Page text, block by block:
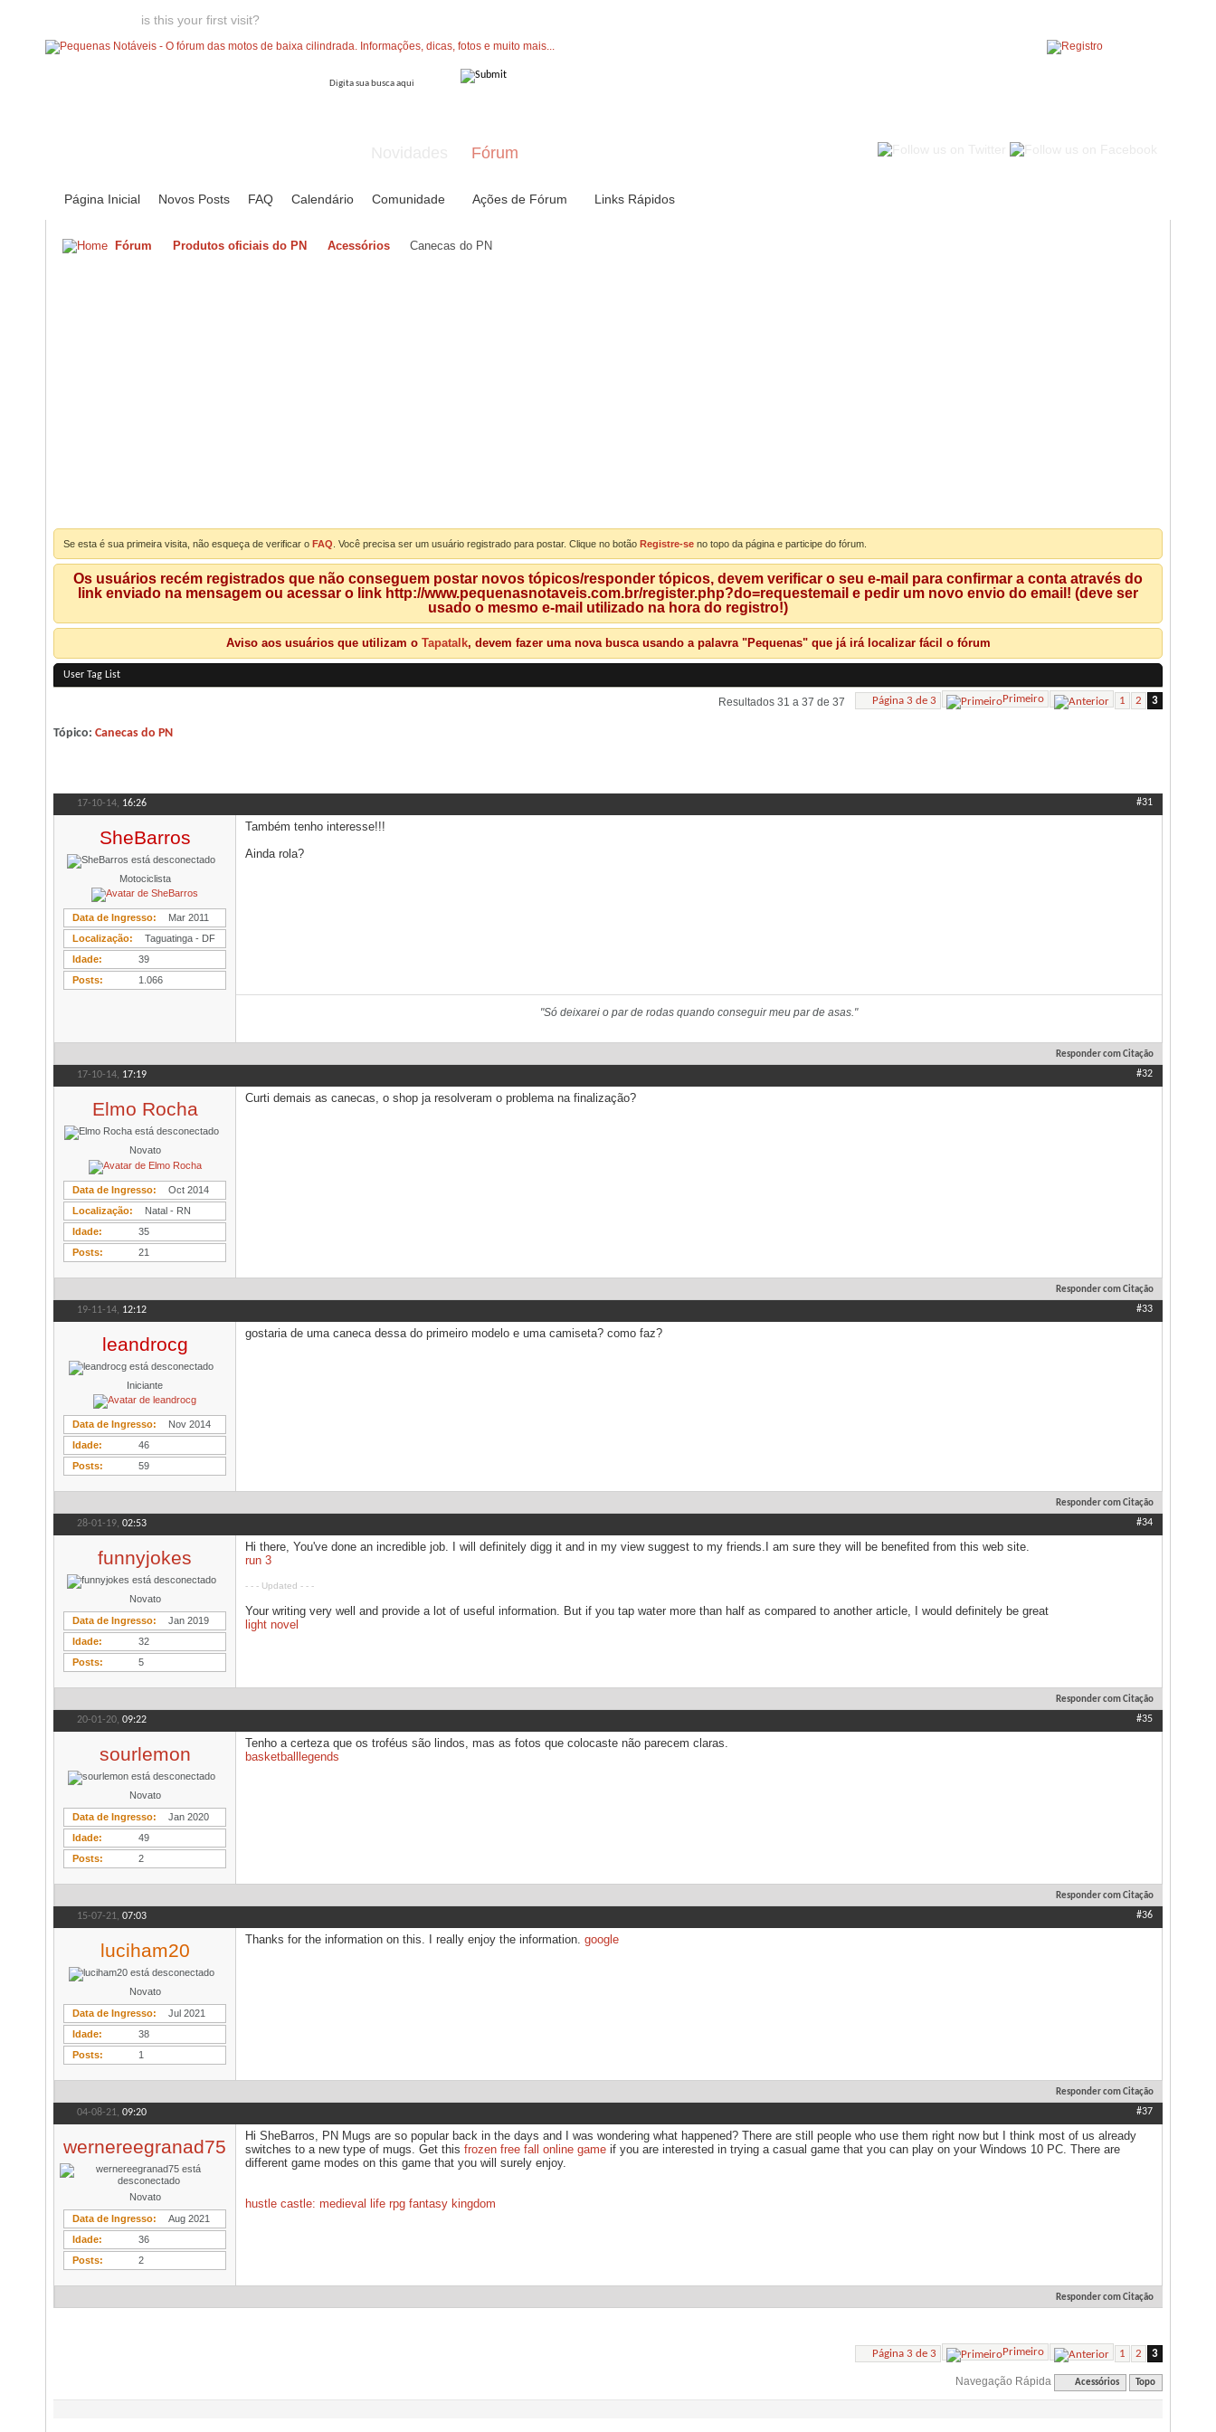
is this your first visit?
Fórum
Página Inicial Novos Posts FAQ Calendário Comunidade Ações de Fórum Links Rápidos
Fórum Produtos oficiais do PN Acessórios Canecas do PN
Se esta é sua primeira visita, não esqueça de verificar o FAQ . Você precisa ser um usuário registrado para postar. Clique no botão Registre-se no topo da página e participe do fórum.
Os usuários recém registrados que não conseguem postar novos tópicos/responder tópicos, devem verificar o seu e-mail para confirmar a conta através do
link enviado na mensagem ou acessar o link http://www.pequenasnotaveis.com.br/register.php?do=requestemail e pedir um novo envio do email! (deve ser
usado o mesmo e-mail utilizado na hora do registro!)
Aviso aos usuários que utilizam o Tapatalk, devem fazer uma nova busca usando a palavra "Pequenas" que já irá localizar fácil o fórum
User Tag List
Página 3 de 3 Primeiro 1 2 3
Resultados 31 a 37 de 37
Tópico: Canecas do PN
17-10-14, 16:26 #31
SheBarros
Motociclista
Data de Ingresso
Mar 2011
Localização
Taguatinga - DF
Idade
39
Posts
1.066
Também tenho interesse!!!
Ainda rola?
"Só deixarei o par de rodas quando conseguir meu par de asas."
Responder com Citação
17-10-14, 17:19 #32
Elmo Rocha
Novato
Data de Ingresso
Oct 2014
Localização
Natal - RN
Idade
35
Posts
21
Curti demais as canecas, o shop ja resolveram o problema na finalização?
Responder com Citação
19-11-14, 12:12 #33
leandrocg
Iniciante
Data de Ingresso
Nov 2014
Idade
46
Posts
59
gostaria de uma caneca dessa do primeiro modelo e uma camiseta? como faz?
Responder com Citação
28-01-19, 02:53 #34
funnyjokes
Novato
Data de Ingresso
Jan 2019
Idade
32
Posts
5
Hi there, You've done an incredible job. I will definitely digg it and in my view suggest to my friends.I am sure they will be benefited from this web site.
run 3
- - - Updated - - -
Your writing very well and provide a lot of useful information. But if you tap water more than half as compared to another article, I would definitely be great
light novel
Responder com Citação
20-01-20, 09:22 #35
sourlemon
Novato
Data de Ingresso
Jan 2020
Idade
49
Posts
2
Tenho a certeza que os troféus são lindos, mas as fotos que colocaste não parecem claras.
basketballlegends
Responder com Citação
15-07-21, 07:03 #36
luciham20
Novato
Data de Ingresso
Jul 2021
Idade
38
Posts
1
Thanks for the information on this. I really enjoy the information. google
Responder com Citação
04-08-21, 09:20 #37
wernereegranad75
Novato
Data de Ingresso
Aug 2021
Idade
36
Posts
2
Hi SheBarros, PN Mugs are so popular back in the days and I was wondering what happened? There are still people who use them right now but I think most of us already
switches to a new type of mugs. Get this frozen free fall online game if you are interested in trying a casual game that you can play on your Windows 10 PC. There are
different game modes on this game that you will surely enjoy.
hustle castle: medieval life rpg fantasy kingdom
Responder com Citação
Página 3 de 3 Primeiro 1 2 3
Navegação Rápida Acessórios Topo